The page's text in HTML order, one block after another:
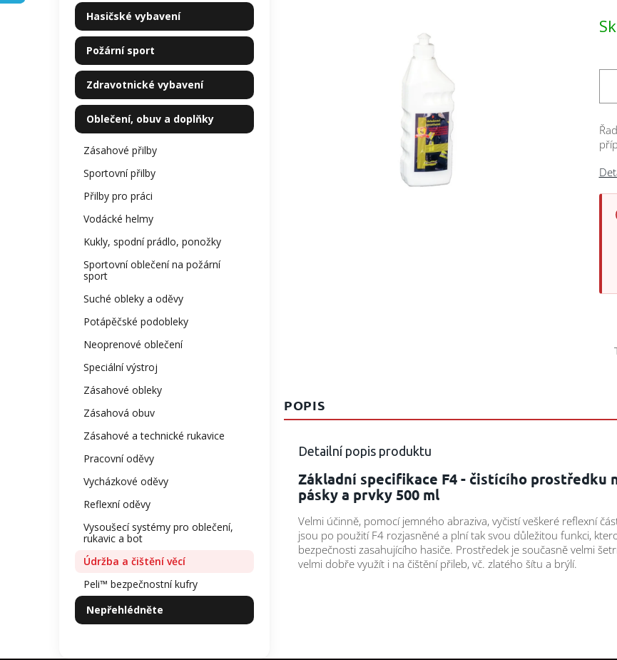
kategorie
Hasičské vybavení
Požární sport
Zdravotnické vybavení
Oblečení, obuv a doplňky
Zásahové přilby
Sportovní přilby
Přilby pro práci
Vodácké helmy
Kukly, spodní prádlo, ponožky
Sportovní oblečení na požární
sport
Suché obleky a oděvy
Potápěčské podobleky
Neoprenové oblečení
Speciální výstroj
Zásahové obleky
Zásahová obuv
Zásahové a technické rukavice
Pracovní oděvy
Vycházkové oděvy
Reflexní oděvy
Vysoušecí systémy pro oblečení,
rukavic a bot
Údržba a čištění věcí
Peli™ bezpečnostní kufry
Nepřehlédněte
POPIS
Detailní popis produktu
Základní specifikace F4 - čistícího prostředku
pásky a prvky 500 ml
Velmi účinně, pomocí jemného abraziva, vyčistí veškeré reflexní
jsou po použití F4 rozjasněné a plní tak svou důležitou funkci,
bezpečnosti zasahujícího hasiče. Prostředek je současně velmi
velmi dobře využít i na čištění přileb, vč. zlatého šítu a brýlí.